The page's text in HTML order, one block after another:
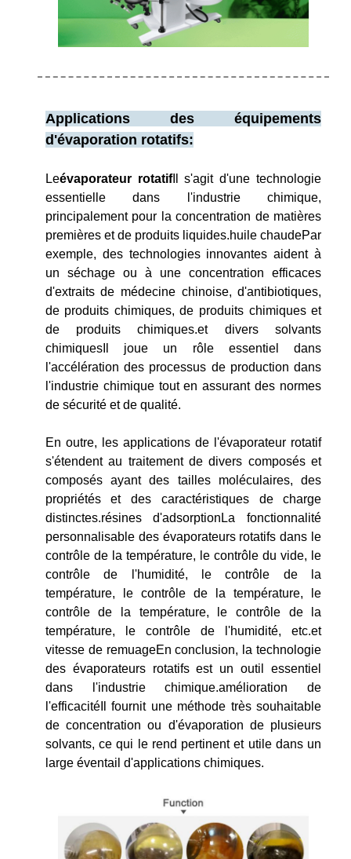
Applications des équipements
d'évaporation rotatifs:
Leévaporateur rotatifIl s'agit d'une technologie
essentielle dans l'industrie chimique,
principalement pour la concentration de matières
premières et de produits liquides.huile chaudePar
exemple, des technologies innovantes aident à
un séchage ou à une concentration efficaces
d'extraits de médecine chinoise, d'antibiotiques,
de produits chimiques, de produits chimiques et
de produits chimiques.et divers solvants
chimiquesIl joue un rôle essentiel dans
l'accélération des processus de production dans
l'industrie chimique tout en assurant des normes
de sécurité et de qualité.
En outre, les applications de l'évaporateur rotatif
s'étendent au traitement de divers composés et
composés ayant des tailles moléculaires, des
propriétés et des caractéristiques de charge
distinctes.résines d'adsorptionLa fonctionnalité
personnalisable des évaporateurs rotatifs dans le
contrôle de la température, le contrôle du vide, le
contrôle de l'humidité, le contrôle de la
température, le contrôle de la température, le
contrôle de la température, le contrôle de la
température, le contrôle de l'humidité, etc.et
vitesse de remuageEn conclusion, la technologie
des évaporateurs rotatifs est un outil essentiel
dans l'industrie chimique.amélioration de
l'efficacitéIl fournit une méthode très souhaitable
de concentration ou d'évaporation de plusieurs
solvants, ce qui le rend pertinent et utile dans un
large éventail d'applications chimiques.